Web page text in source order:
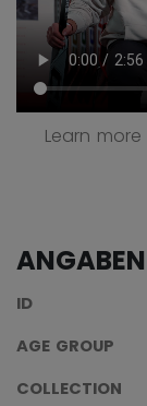
Learn
ANGABEN
ID
AGE GROUP
COLLECTION